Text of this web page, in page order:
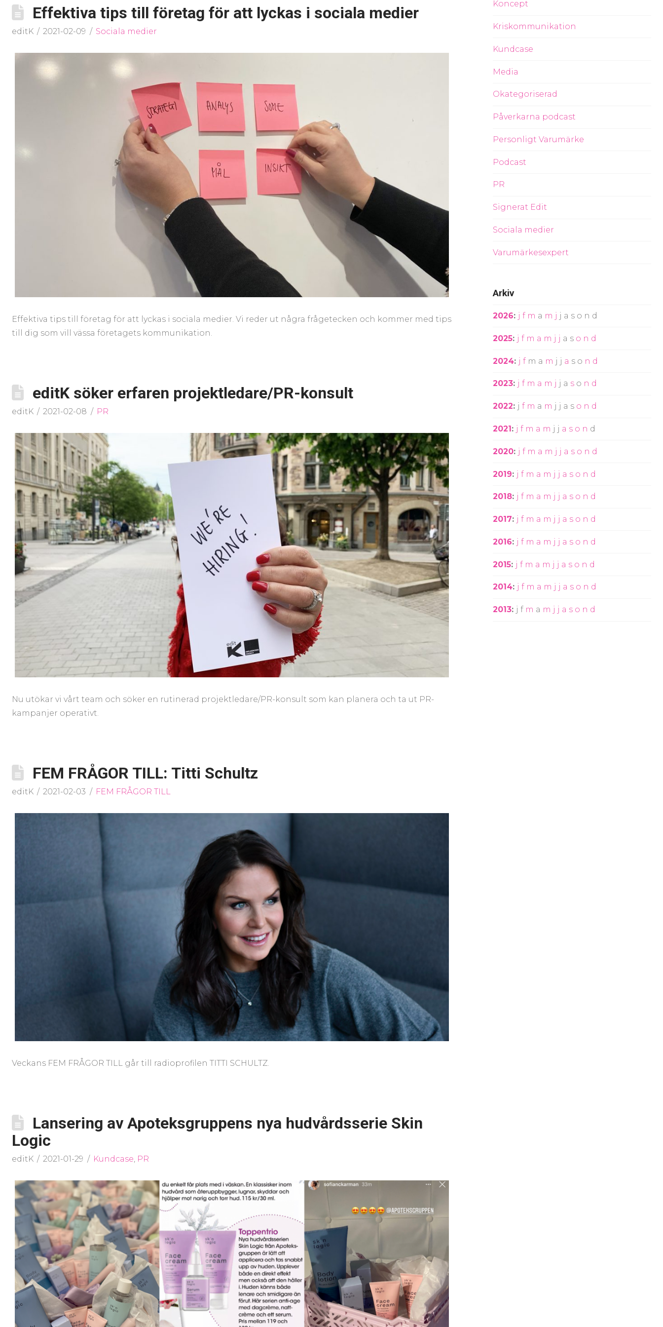
Effektiva tips till företag för att lyckas i sociala medier
editK 2021-02-09 Sociala medier
Effektiva tips till företag för att lyckas i sociala medier. Vi reder ut några frågetecken och kommer med tips
till dig som vill vässa företagets kommunikation.
editK söker erfaren projektledare/PR-konsult
editK 2021-02-08 PR
Nu utökar vi vårt team och söker en rutinerad projektledare/PR-konsult som kan planera och ta ut PR-
kampanjer operativt.
FEM FRÅGOR TILL: Titti Schultz
editK 2021-02-03 FEM FRÅGOR TILL
Veckans FEM FRÅGOR TILL går till radioprofilen TITTI SCHULTZ.
Lansering av Apoteksgruppens nya hudvårdsserie Skin
Logic
editK 2021-01-29 Kundcase PR
Koncept
Kriskommunikation
Kundcase
Media
Okategoriserad
Påverkarna podcast
Personligt Varumärke
Podcast
PR
Signerat Edit
Sociala medier
Varumärkesexpert
Arkiv
2026: j f m a m j j a s o n d
2025: j f m a m j j a s o n d
2024: j f m a m j j a s o n d
2023: j f m a m j j a s o n d
2022: j f m a m j j a s o n d
2021: j f m a m j j a s o n d
2020: j f m a m j j a s o n d
2019: j f m a m j j a s o n d
2018: j f m a m j j a s o n d
2017: j f m a m j j a s o n d
2016: j f m a m j j a s o n d
2015: j f m a m j j a s o n d
2014: j f m a m j j a s o n d
2013: j f m a m j j a s o n d